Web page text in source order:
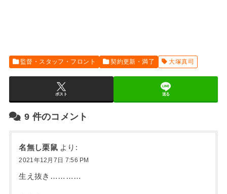
監督・スタッフ・フロント 契約更新・満了 大塚真司
ポスト 送る
9 件のコメント
名無し栗鼠 より:
2021年12月7日 7:56 PM
生え抜き…………